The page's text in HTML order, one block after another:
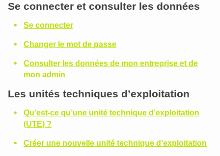
Se connecter et consulter les données
Se connecter
Changer le mot de passe
Consulter les données de mon entreprise et de
mon admin
Les unités techniques d’exploitation
Qu’est-ce qu’une unité technique d’exploitation
(UTE) ?
Créer une nouvelle unité technique d’exploitation